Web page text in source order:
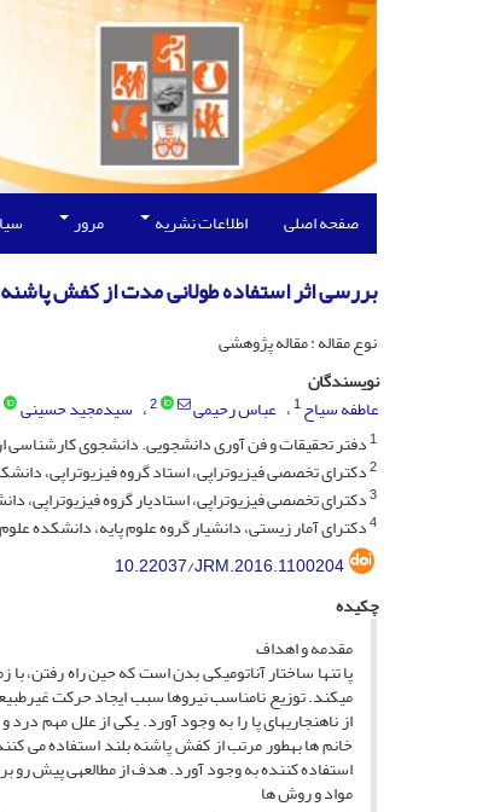
صفحه اصلی اطلاعات نشریه مرور
بررسی اثر استفاده طولانی مدت از کفش
نوع مقاله : مقاله پژوهشی
نویسندگان
عاطفه سیاح1 عباس رحیمی 2 سیدمجید حسینی
1دفتر تحقیقات و فن آوری دانشجویی. دانشجوی کارشناسی
2دکترای تخصصی فیزیوتراپی، استاد گروه فیزیوتراپی،
3دکترای تخصصی فیزیوتراپی، استادیار گروه فیزیوتراپی،
4دکترای آمار زیستی، دانشیار گروه علوم پایه، دانشکده
10.22037/JRM.2016.1100204
چکیده
مقدمه و اهداف
پا تنها ساختار آناتومیکی بدن است که حین راه رفتن،
می­کند. توزیع نامناسب نیروها سبب ایجاد حرکت
از ناهنجاری­های پا را به وجود آورد. یکی از علل مهم
خانم ها به­طور مرتب از کفش پاشنه بلند استفاده می
استفاده کننده به وجود آورد. هدف از مطالعه­ی پیش رو
مواد و روش ها